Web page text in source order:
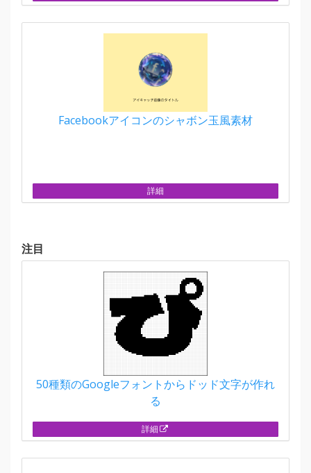
Facebookアイコンのシャボン玉風素材
詳細
注目
50種類のGoogleフォントからドッド文字が作れ
る
詳細